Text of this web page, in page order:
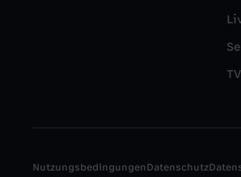
NutzungsbedingungenDatenschutz